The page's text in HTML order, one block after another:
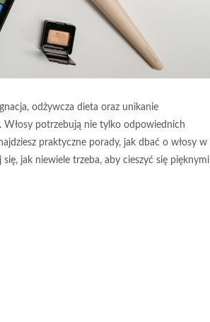
odżywcza dieta oraz unikanie
potrzebują nie tylko odpowiednich
praktyczne porady, jak dbać o włosy w
jak niewiele trzeba, aby cieszyć się pięknymi